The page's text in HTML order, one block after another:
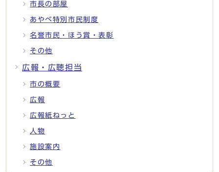
市長の部屋
あやべ特別市民制度
名誉市民・ほう賞・表彰
その他
広報・広聴担当
市の概要
広報
広報紙ねっと
人物
施設案内
その他